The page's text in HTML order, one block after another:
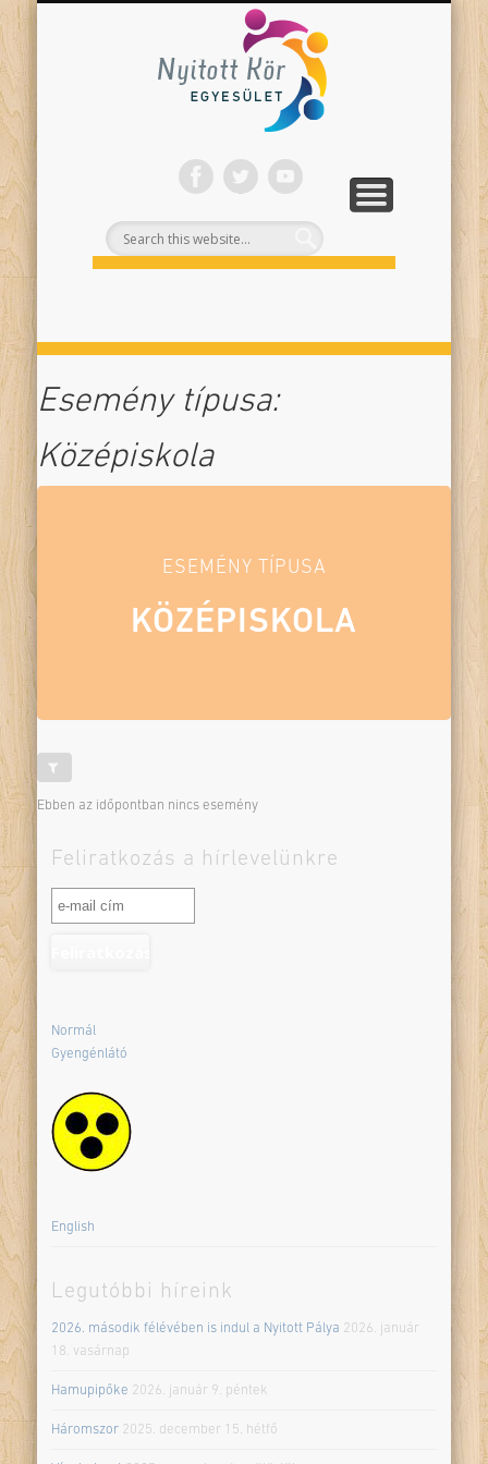
SZÍNHÁZI NEVELÉS
ONLINE PROGRAMJAINK
FELNŐTTEKNEK
PROJEKTEK
RÓLUNK
TÁMOGASS!
Esemény típusa:
Középiskola
ESEMÉNY TÍPUSA
KÖZÉPISKOLA
Ebben az időpontban nincs esemény
Feliratkozás a hírlevelünkre
Normál
Gyengénlátó
English
Legutóbbi híreink
2026. második félévében is indul a Nyitott Pálya 2026. január
18. vasárnap
Hamupipőke 2026. január 9. péntek
Háromszor 2025. december 15. hétfő